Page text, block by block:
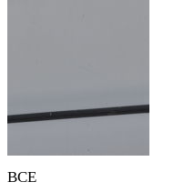
BCE